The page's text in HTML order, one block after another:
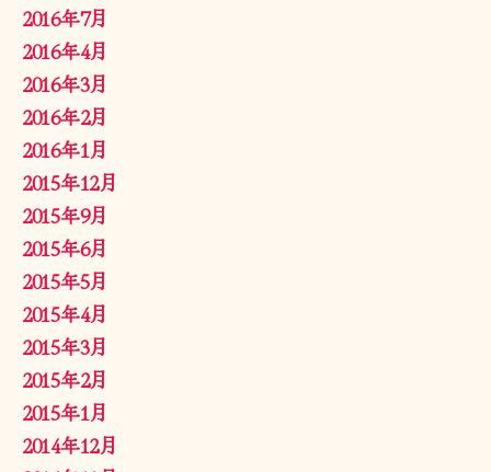
2016年7月
2016年4月
2016年3月
2016年2月
2016年1月
2015年12月
2015年9月
2015年6月
2015年5月
2015年4月
2015年3月
2015年2月
2015年1月
2014年12月